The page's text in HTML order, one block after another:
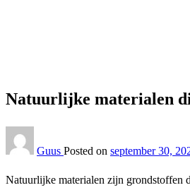
Natuurlijke materialen
Guus Posted on september 30,
Natuurlijke materialen zijn grondstoffen